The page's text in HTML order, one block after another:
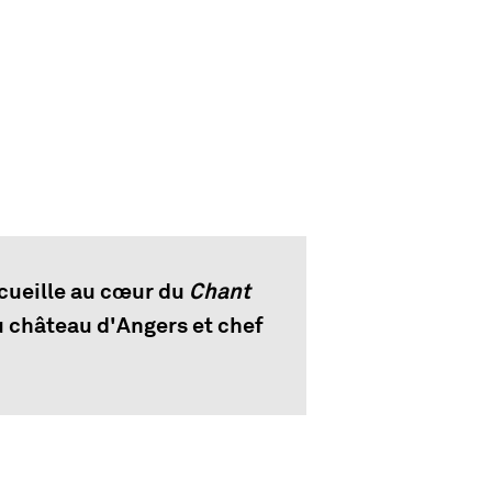
au cœur du Chant
château d'Angers et chef